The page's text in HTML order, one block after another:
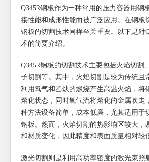
Q345R钢板作为一种常用的压力容器用钢
接性能和成形性能而被广泛应用。在钢板
钢板的切割技术同样至关重要。以下是对
术的简要介绍。
Q345R钢板的切割技术主要包括火焰切割
子切割等。其中，火焰切割是较为传统且
利用氧气和乙炔的燃烧产生高温火焰，将
熔化状态，同时氧气流将熔化的金属吹走
种方法设备简单，成本低廉，尤其适用于
钢板。然而，火焰切割的热影响区较大，
和材质变化，因此精度和表面质量相对较
激光切割则是利用高功率密度的激光束照